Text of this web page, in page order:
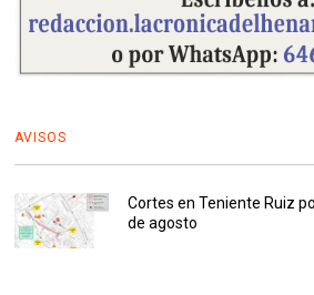
AVISOS
Cortes en Teniente Ruiz
de agosto